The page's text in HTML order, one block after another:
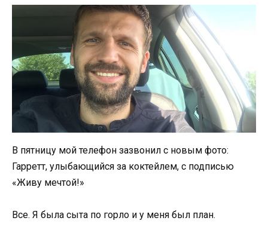
В пятницу мой телефон зазвонил с новым фото:
Гарретт, улыбающийся за коктейлем, с подписью
«Живу мечтой!»
Все. Я была сыта по горло и у меня был план.